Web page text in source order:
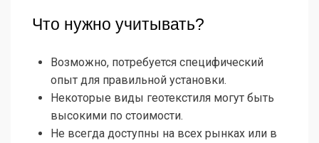
Что нужно учитывать?
Возможно, потребуется специфический
опыт для правильной установки.
Некоторые виды геотекстиля могут быть
высокими по стоимости.
Не всегда доступны на всех рынках или в